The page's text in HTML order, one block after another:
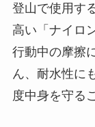
登山で使用す
高い「ナイロ
行動中の摩擦
ん、耐水性に
度中身を守る